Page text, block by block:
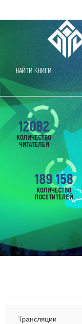
НАЙТИ КНИГИ
12082
КОЛИЧЕСТВО
ЧИТАТЕЛЕЙ
189 158
КОЛИЧЕСТВО
ПОСЕТИТЕЛЕЙ
Трансляции